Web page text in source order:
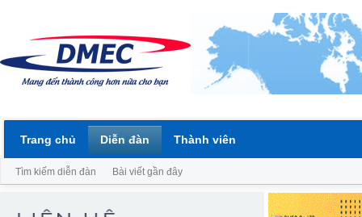
Trang chủ Diễn đàn
Tìm kiếm diễn đàn Bài viết gần đây
Thành viên